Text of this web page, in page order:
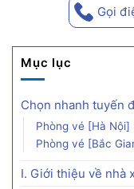
Gọi
Mục lục
Chọn nhanh tuyến
Phòng vé [Hà Nội]
Phòng vé [Bắc
I. Giới thiệu về nhà